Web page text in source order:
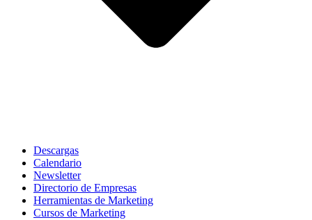
Descargas
Calendario
Newsletter
Directorio de Empresas
Herramientas de Marketing
Cursos de Marketing